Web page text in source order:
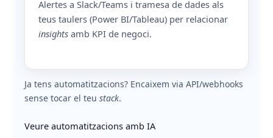
Alertes a Slack/Teams i tramesa de dades als
teus taulers (Power BI/Tableau) per relacionar
insights amb KPI de negoci.
Ja tens automatitzacions? Encaixem via API/webhooks
sense tocar el teu stack.
Veure automatitzacions amb IA